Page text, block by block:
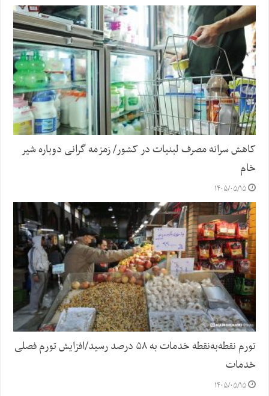
کاهش سرانه مصرف لبنیات در کشور/ زمزمه گرانی دوباره شیر
خام
۱۴۰۵/۰۵/۱۵
تورم نقطه‌به‌نقطه خدمات به ۵۸ درصد رسید/افزایش تورم فصلی
خدمات
۱۴۰۵/۰۵/۱۵